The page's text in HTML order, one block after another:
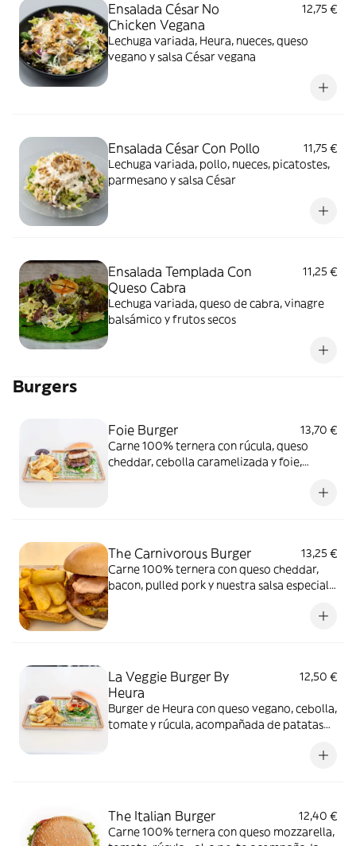
Ensalada César No
Chicken Vegana
12,75 €
Lechuga variada, Heura, nueces, queso
vegano y salsa César vegana
Ensalada César Con Pollo
11,75 €
Lechuga variada, pollo, nueces, picatostes,
parmesano y salsa César
Ensalada Templada Con
Queso Cabra
11,25 €
Lechuga variada, queso de cabra, vinagre
balsámico y frutos secos
Burgers
Foie Burger
13,70 €
Carne 100% ternera con rúcula, queso
cheddar, cebolla caramelizada y foie,
The Carnivorous Burger
13,25 €
Carne 100% ternera con queso cheddar,
bacon, pulled pork y nuestra salsa especial
La Veggie Burger By
Heura
12,50 €
Burger de Heura con queso vegano, cebolla,
tomate y rúcula, acompañada de patatas
The Italian Burger
12,40 €
Carne 100% ternera con queso mozzarella,